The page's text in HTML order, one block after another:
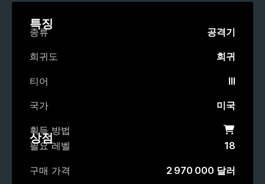
특징
종류 공격기
희귀도 희귀
티어 III
국가 미국
획득 방법 상점
상점
필요 레벨 18
구매 가격 2 970 000 달러